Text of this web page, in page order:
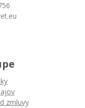
zmluvy